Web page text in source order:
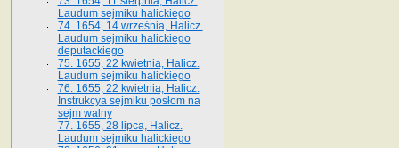
Laudum sejmiku halickiego
74. 1654, 14 września, Halicz.
Laudum sejmiku halickiego
deputackiego
75. 1655, 22 kwietnia, Halicz.
Laudum sejmiku halickiego
76. 1655, 22 kwietnia, Halicz.
Instrukcya sejmiku posłom na
sejm walny
77. 1655, 28 lipca, Halicz.
Laudum sejmiku halickiego